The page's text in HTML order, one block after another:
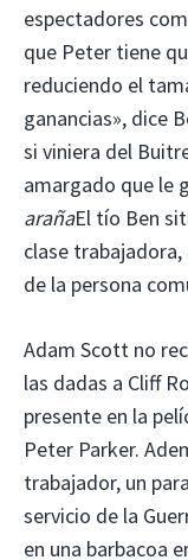
espectadores
que Peter tiene
reduciendo el
ganancias», dice
si viniera del
amargado que le
arañaEl tío Ben
clase
de la persona
Adam Scott no
las dadas a Cliff
presente en la
Peter Parker.
trabajador, un
servicio de la
en una barbacoa